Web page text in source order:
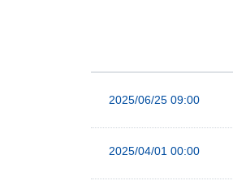
2025/06/25 09:00
2025/04/01 00:00